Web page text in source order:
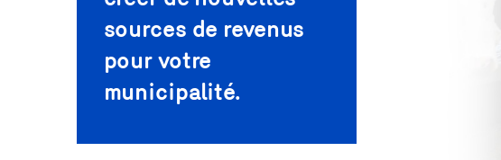
sources de revenus
pour votre
municipalité.